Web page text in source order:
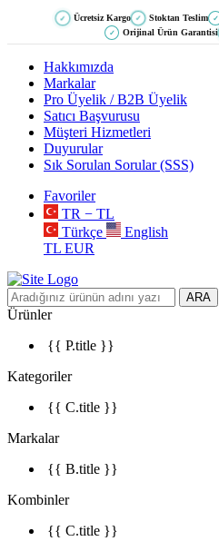
✓ Ücretsiz Kargo ✓ Stoktan Teslim ✓
✓ Orijinal Ürün Garantisi
Hakkımızda
Markalar
Pro Üyelik / B2B Üyelik
Satıcı Başvurusu
Müşteri Hizmetleri
Duyurular
Sık Sorulan Sorular (SSS)
Favoriler
TR − TL
Türkçe
English
TL EUR
ARA
Ürünler
{{ P.title }}
Kategoriler
{{ C.title }}
Markalar
{{ B.title }}
Kombinler
{{ C.title }}